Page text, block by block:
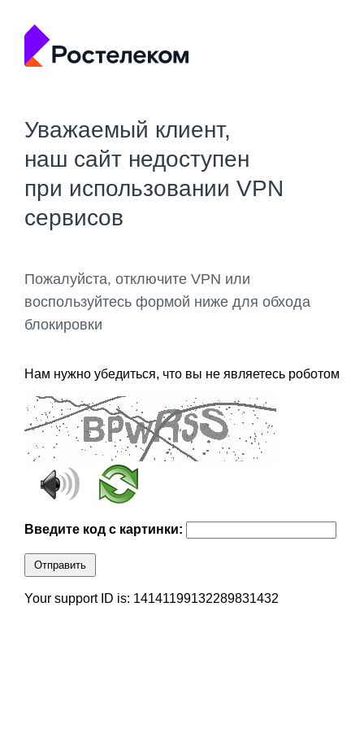
Уважаемый клиент,
наш сайт недоступен
при использовании VPN
сервисов
Пожалуйста, отключите VPN или
воспользуйтесь формой ниже для обхода
блокировки
Нам нужно убедиться, что вы не являетесь роботом
Введите код с картинки:
Отправить
Your support ID is: 14141199132289831432